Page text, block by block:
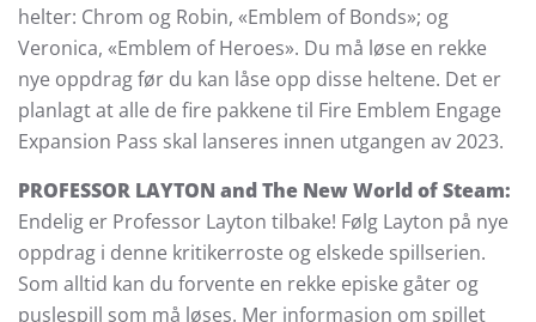
helter: Chrom og Robin, «Emblem of Bonds»; og
Veronica, «Emblem of Heroes». Du må løse en rekke
nye oppdrag før du kan låse opp disse heltene. Det er
planlagt at alle de fire pakkene til Fire Emblem Engage
Expansion Pass skal lanseres innen utgangen av 2023.
PROFESSOR LAYTON and The New World of Steam:
Endelig er Professor Layton tilbake! Følg Layton på nye
oppdrag i denne kritikerroste og elskede spillserien.
Som alltid kan du forvente en rekke episke gåter og
puslespill som må løses. Mer informasjon om spillet